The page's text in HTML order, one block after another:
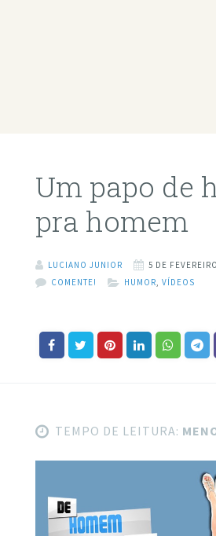
Um papo de
pra homem
LUCIANO JUNIOR
5 DE
COMENTE!
HUMOR VÍDEOS
TEMPO DE LEITURA: